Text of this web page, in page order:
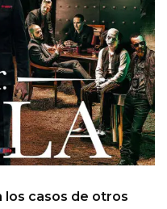
los casos de otros